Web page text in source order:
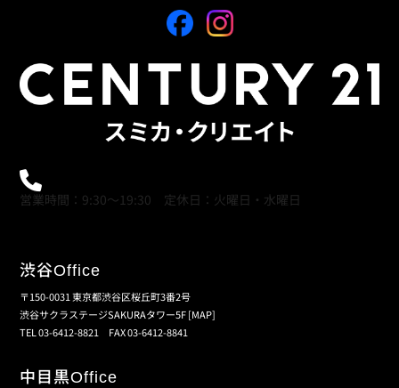
営業時間：9:30～19:30 定休日：火曜日・水曜日
渋谷Office
〒150-0031 東京都渋谷区桜丘町3番2号
渋谷サクラステージSAKURAタワー5F[MAP]
TEL 03-6412-8821 FAX 03-6412-8841
中目黒Office